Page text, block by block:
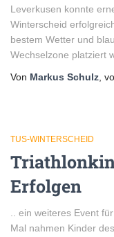
Leverkusen konnte
Winterscheid
bestem Wetter und
Wechselzone platziert
Von Markus Schulz ,
TUS-WINTERSCHEID
Erfolgen
.. ein weiteres Event
Mal nahmen Kinder